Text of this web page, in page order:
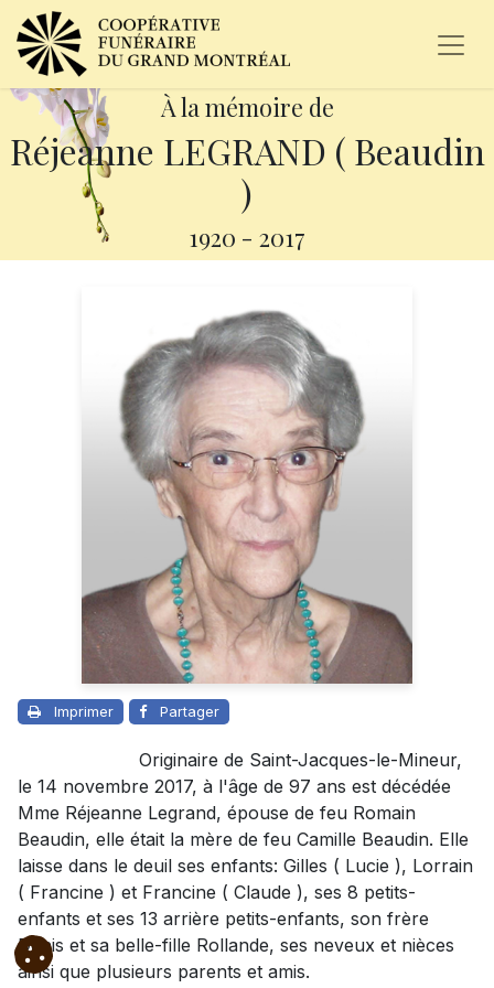
À la mémoire de
Réjeanne LEGRAND ( Beaudin
)
1920 - 2017
Imprimer Partager
Originaire de Saint-Jacques-le-Mineur,
le 14 novembre 2017, à l'âge de 97 ans est décédée
Mme Réjeanne Legrand, épouse de feu Romain
Beaudin, elle était la mère de feu Camille Beaudin. Elle
laisse dans le deuil ses enfants: Gilles ( Lucie ), Lorrain
( Francine ) et Francine ( Claude ), ses 8 petits-
enfants et ses 13 arrière petits-enfants, son frère
Denis et sa belle-fille Rollande, ses neveux et nièces
ainsi que plusieurs parents et amis.